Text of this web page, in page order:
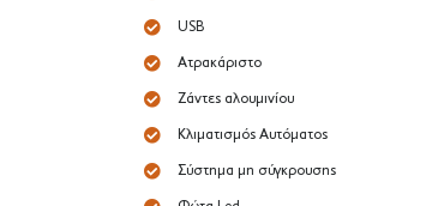
USB
Ατρακάριστο
Ζάντες αλουμινίου
Κλιματισμός Αυτόματος
Σύστημα μη σύγκρουσης